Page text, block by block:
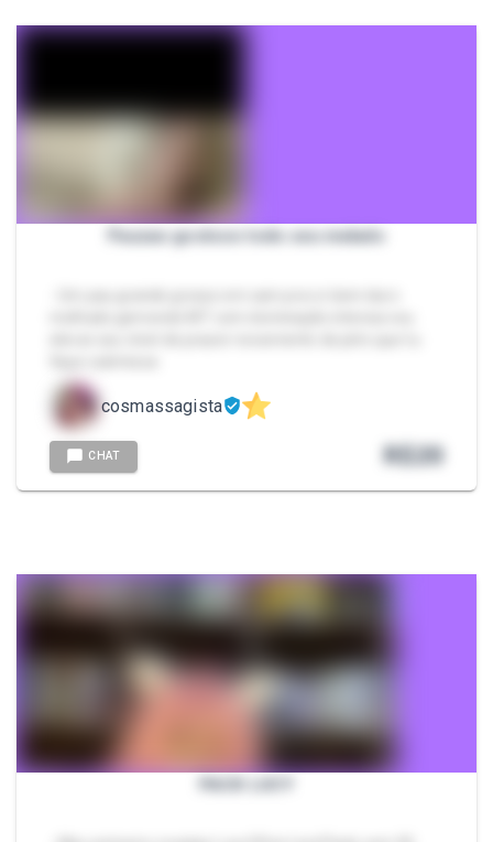
Pauzao gostoso todo seu melado
cosmassagista
CHAT R$20